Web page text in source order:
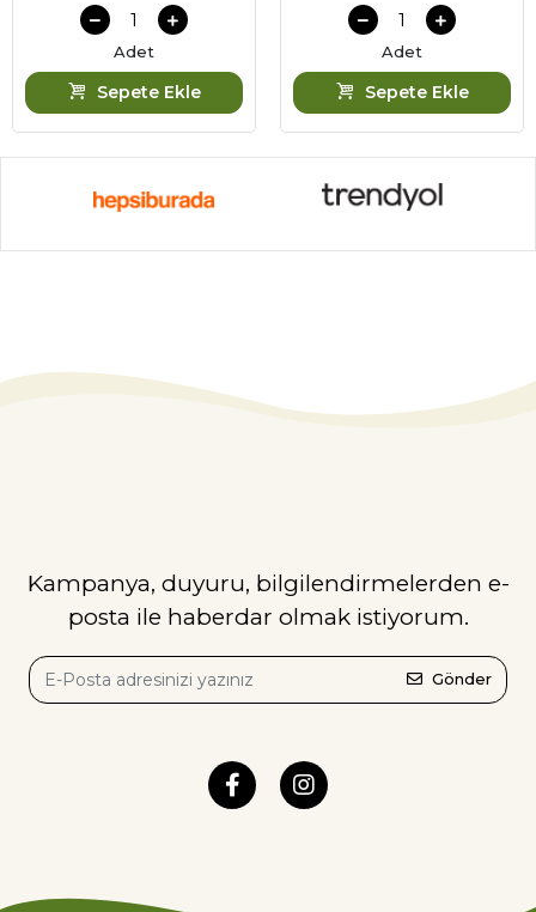
Adet
Sepete Ekle
Adet
Sepete Ekle
Kampanya, duyuru, bilgilendirmelerden e-
posta ile haberdar olmak istiyorum.
Gönder